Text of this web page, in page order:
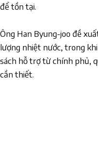
để tồn tại.
Ông Han Byung-joo đề
lượng nhiệt nước, trong
sách hỗ trợ từ chính phủ,
cần thiết.